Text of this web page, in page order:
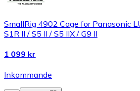
SmallRig 4902 Cage for Panasonic
S1R II / S5 II / S5 IIX / G9 II
1 099 kr
Inkommande